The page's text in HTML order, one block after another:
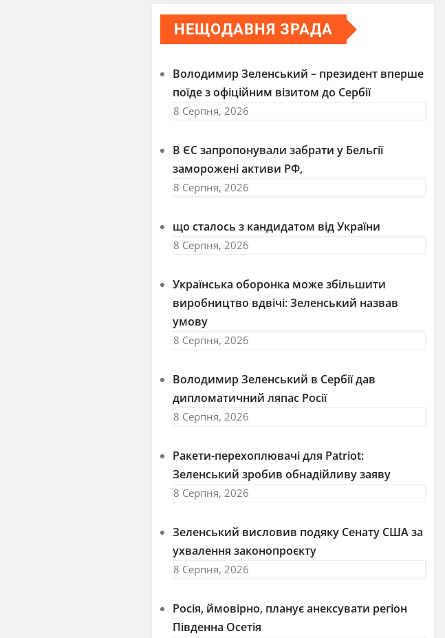
НЕЩОДАВНЯ ЗРАДА
Володимир Зеленський – президент вперше
поїде з офіційним візитом до Сербії
8 Серпня, 2026
В ЄС запропонували забрати у Бельгії
заморожені активи РФ,
8 Серпня, 2026
що сталось з кандидатом від України
8 Серпня, 2026
Українська оборонка може збільшити
виробництво вдвічі: Зеленський назвав
умову
8 Серпня, 2026
Володимир Зеленський в Сербії дав
дипломатичний ляпас Росії
8 Серпня, 2026
Ракети-перехоплювачі для Patriot:
Зеленський зробив обнадійливу заяву
8 Серпня, 2026
Зеленський висловив подяку Сенату США за
ухвалення законопроєкту
8 Серпня, 2026
Росія, ймовірно, планує анексувати регіон
Південна Осетія